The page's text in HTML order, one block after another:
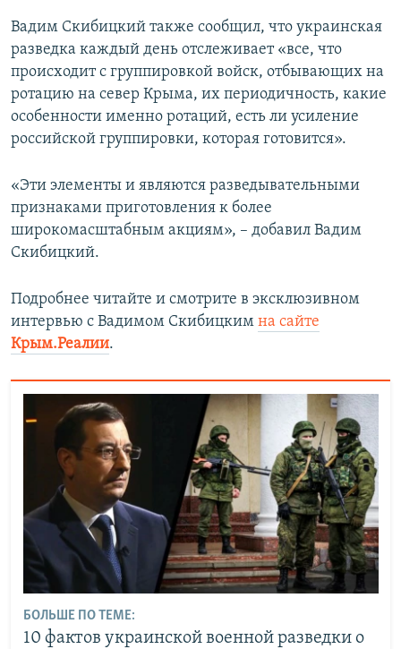
Вадим Скибицкий также сообщил, что украинская
разведка каждый день отслеживает «все, что
происходит с группировкой войск, отбывающих на
ротацию на север Крыма, их периодичность, какие
особенности именно ротаций, есть ли усиление
российской группировки, которая готовится».
«Эти элементы и являются разведывательными
признаками приготовления к более
широкомасштабным акциям», – добавил Вадим
Скибицкий.
Подробнее читайте и смотрите в эксклюзивном
интервью с Вадимом Скибицким на сайте
Крым.Реалии.
БОЛЬШЕ ПО ТЕМЕ:
10 фактов украинской военной разведки о